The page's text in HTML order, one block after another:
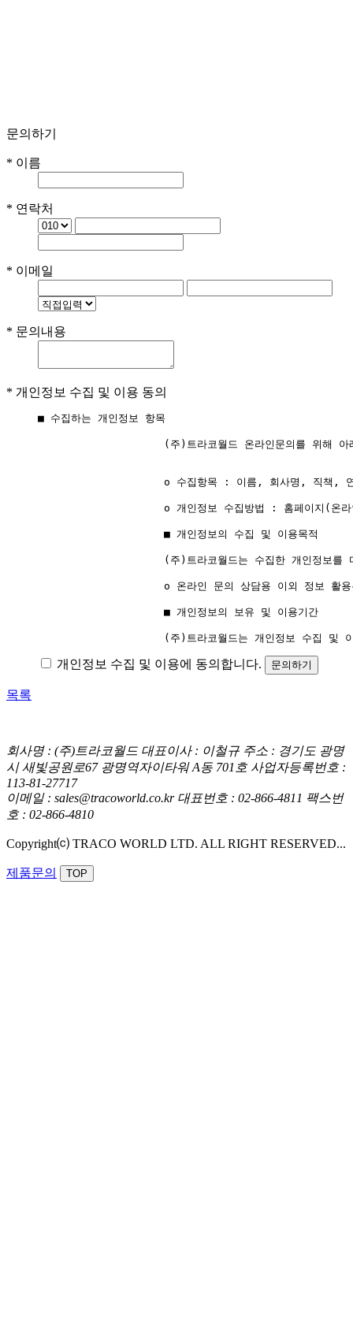
문의하기
* 이름
* 연락처
* 이메일
* 문의내용
* 개인정보 수집 및 이용 동의
■ 수집하는 개인정보 항목
(주)트라코월드 온라인문의를 위해 아
ο 수집항목 : 이름, 회사명, 직책,
ο 개인정보 수집방법 : 홈페이지(온라
                    ■ 개인정보의 수집 및 이용목적
(주)트라코월드는 수집한 개인정보를
ο 온라인 문의 상담용 이외 정보 활용
                    ■ 개인정보의 보유 및 이용기간
(주)트라코월드는 개인정보 수집 및
개인정보 수집 및 이용에 동의합니다. 문의하기
목록
회사명 : (주)트라코월드 대표이사 : 이철규 주소 : 경기도 광명
시 새빛공원로67 광명역자이타워 A동 701호 사업자등록번호 :
113-81-27717
이메일 : sales@tracoworld.co.kr 대표번호 : 02-866-4811 팩스번
호 : 02-866-4810
Copyright⒞ TRACO WORLD LTD. ALL RIGHT RESERVED...
제품문의 TOP